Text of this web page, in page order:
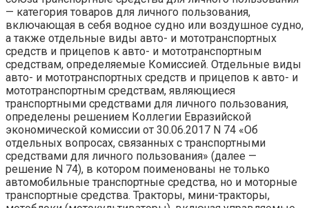
— категория товаров для личного пользования,
включающая в себя водное судно или воздушное судно,
а также отдельные виды авто- и мототранспортных
средств и прицепов к авто- и мототранспортным
средствам, определяемые Комиссией. Отдельные виды
авто- и мототранспортных средств и прицепов к авто- и
мототранспортным средствам, являющиеся
транспортными средствами для личного пользования,
определены решением Коллегии Евразийской
экономической комиссии от 30.06.2017 N 74 «Об
отдельных вопросах, связанных с транспортными
средствами для личного пользования» (далее —
решение N 74), в котором поименованы не только
автомобильные транспортные средства, но и моторные
транспортные средства. Тракторы, мини-тракторы,